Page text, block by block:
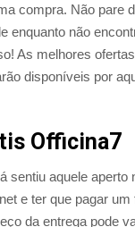
compra. Não pare
enquanto não
As melhores
disponíveis por
Officina7
sentiu aquele aperto
e ter que pagar um
da entrega pode